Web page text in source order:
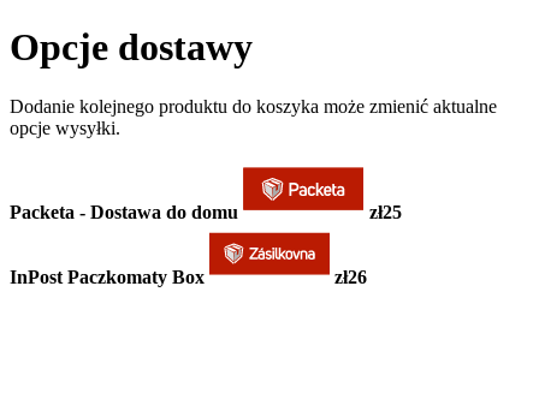
Opcje dostawy
Dodanie kolejnego produktu do koszyka może zmienić aktualne
opcje wysyłki.
Packeta - Dostawa do domu zł25
InPost Paczkomaty Box zł26